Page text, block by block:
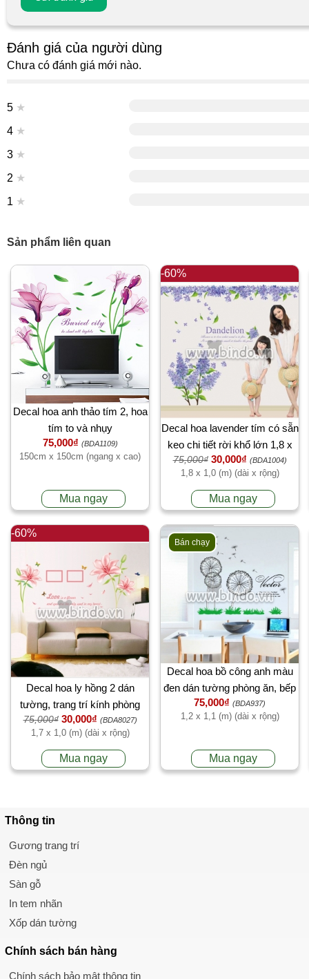
Đánh giá của người dùng
Chưa có đánh giá mới nào.
5 ★
4 ★
3 ★
2 ★
1 ★
Sản phẩm liên quan
Decal hoa anh thảo tím 2, hoa
tím to và nhụy
75,000₫ (BDA1109)
150cm x 150cm (ngang x cao)
Mua ngay
-60%
Decal hoa lavender tím có sẵn
keo chi tiết rời khổ lớn 1,8 x
1,0 (m) (dài x rộng)
75,000₫ 30,000₫ (BDA1004)
1,8 x 1,0 (m) (dài x rộng)
Mua ngay
-60%
Decal hoa ly hồng 2 dán
tường, trang trí kính phòng
ngủ
75,000₫ 30,000₫ (BDA8027)
1,7 x 1,0 (m) (dài x rộng)
Mua ngay
Bán chạy
Decal hoa bồ công anh màu
đen dán tường phòng ăn, bếp
đẹp
75,000₫ (BDA937)
1,2 x 1,1 (m) (dài x rộng)
Mua ngay
Thông tin
Gương trang trí
Đèn ngủ
Sàn gỗ
In tem nhãn
Xốp dán tường
Chính sách bán hàng
Chính sách bảo mật thông tin